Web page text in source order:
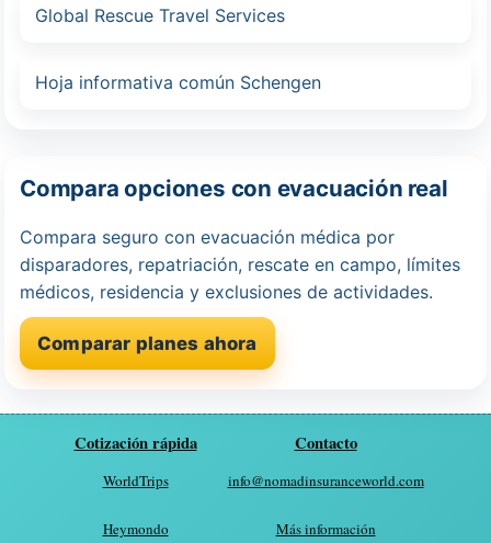
Global Rescue Travel Services
Hoja informativa común Schengen
Compara opciones con evacuación real
Compara seguro con evacuación médica por
disparadores, repatriación, rescate en campo, límites
médicos, residencia y exclusiones de actividades.
Comparar planes ahora
Cotización rápida
WorldTrips
Heymondo
Contacto
info@nomadinsuranceworld.com
Más información